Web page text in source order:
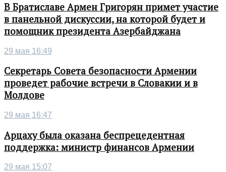
В Братиславе Армен Григорян примет участие
в панельной дискуссии, на которой будет и
помощник президента Азербайджана
29 мая 16:49
Секретарь Совета безопасности Армении
проведет рабочие встречи в Словакии и в
Молдове
29 мая 16:47
Арцаху была оказана беспрецедентная
поддержка: министр финансов Армении
29 мая 15:07